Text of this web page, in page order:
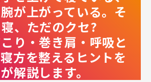
が上がっている。そ
、ただのクセ?
り・巻き肩・呼吸と
方を整えるヒントを
解説します。